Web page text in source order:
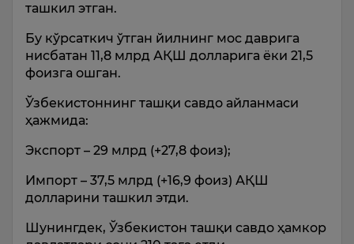
ташкил этган.
Бу кўрсаткич ўтган йилнинг мос даврига
нисбатан 11,8 млрд АҚШ долларига ёки 21,5
фоизга ошган.
Ўзбекистоннинг ташқи савдо айланмаси
ҳажмида:
Экспорт – 29 млрд (+27,8 фоиз);
Импорт – 37,5 млрд (+16,9 фоиз) АҚШ
долларини ташкил этди.
Шунингдек, Ўзбекистон ташқи савдо ҳамкор